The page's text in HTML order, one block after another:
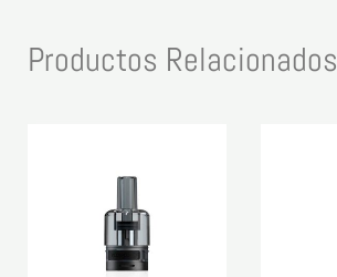
Productos Relacionados